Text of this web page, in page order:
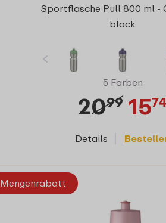
Sportflasche Pull 800 ml -
black
5 Farben
2099 1574
Details
Mengenrabatt